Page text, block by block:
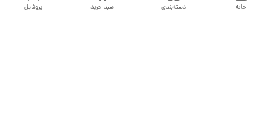
پروفایل سبد خرید دسته‌بندی خانه